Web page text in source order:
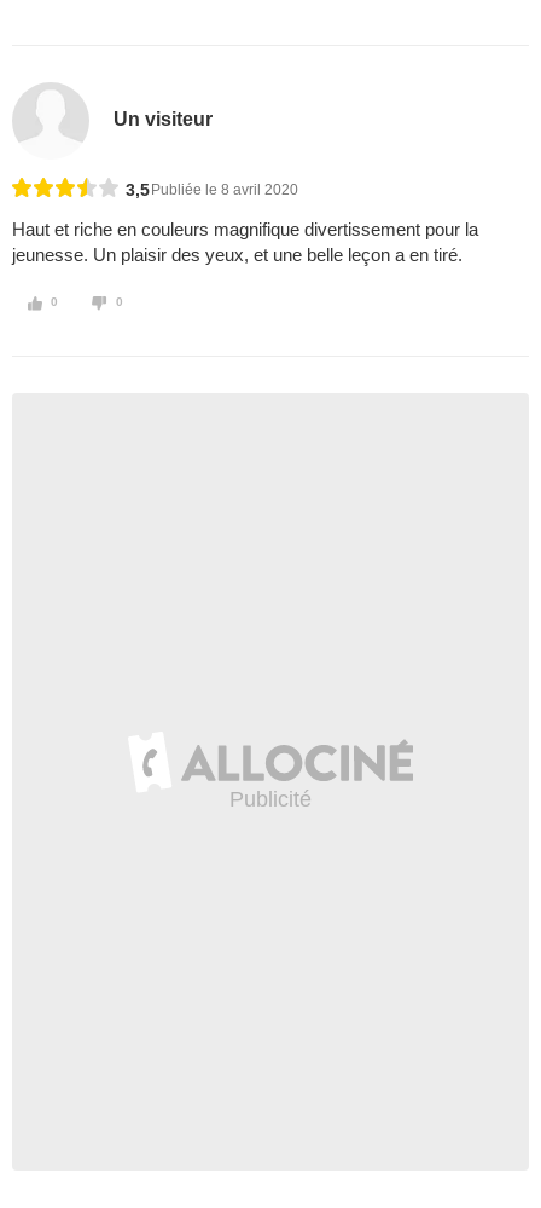
Un visiteur
3,5 Publiée le 8 avril 2020
Haut et riche en couleurs magnifique divertissement pour la
jeunesse. Un plaisir des yeux, et une belle leçon a en tiré.
0 0